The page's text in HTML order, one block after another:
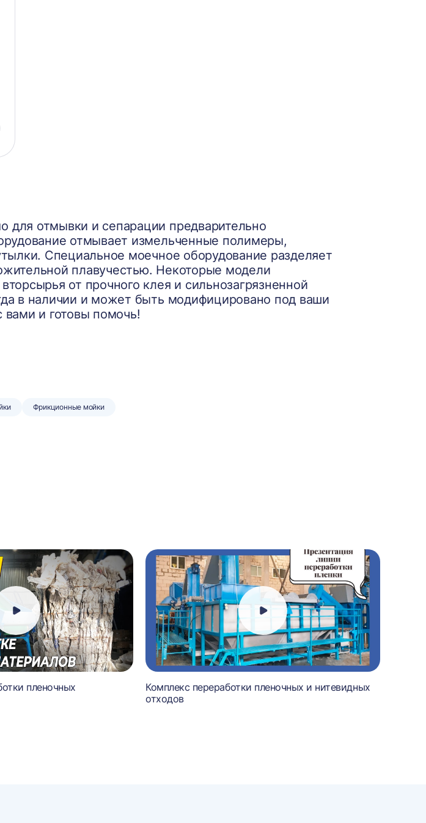
для отмывки и сепарации предварительно
отмывает измельченные полимеры,
Специальное моечное оборудование разделяет
плавучестью. Некоторые модели
от прочного клея и сильнозагрязненной
в наличии и может быть модифицировано под ваши
и готовы помочь!
Фрикционные мойки
пленочных
Комплекс переработки пленочных и нитевидных
отходов